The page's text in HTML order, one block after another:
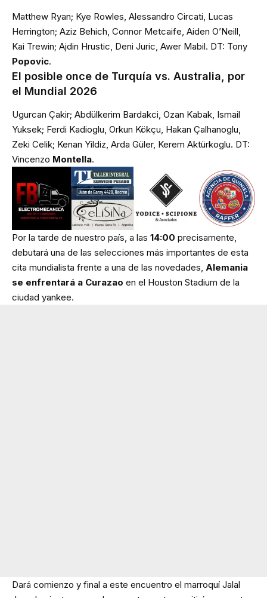
Matthew Ryan; Kye Rowles, Alessandro Circati, Lucas
Herrington; Aziz Behich, Connor Metcaife, Aiden O’Neill,
Kai Trewin; Ajdin Hrustic, Deni Juric, Awer Mabil. DT: Tony
Popovic.
El posible once de Turquía vs. Australia, por
el Mundial 2026
Ugurcan Çakir; Abdülkerim Bardakci, Ozan Kabak, Ismail
Yuksek; Ferdi Kadioglu, Orkun Kökçu, Hakan Çalhanoglu,
Zeki Celik; Kenan Yildiz, Arda Güler, Kerem Aktürkoglu. DT:
Vincenzo Montella.
Por la tarde de nuestro país, a las 14:00 precisamente,
debutará una de las selecciones más importantes de esta
cita mundialista frente a una de las novedades, Alemania
se enfrentará a Curazao en el Houston Stadium de la
ciudad yankee.
Dará comienzo y final a este encuentro el marroquí Jalal